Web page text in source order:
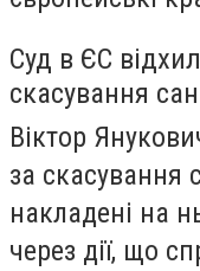
Суд в ЄС
скасування
Віктор
за скасування
накладені на
через дії, що